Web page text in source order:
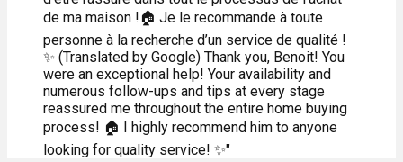
de ma maison !🏠 Je le recommande à toute
personne à la recherche d’un service de qualité !
✨ (Translated by Google) Thank you, Benoit! You
were an exceptional help! Your availability and
numerous follow-ups and tips at every stage
reassured me throughout the entire home buying
process! 🏠 I highly recommend him to anyone
looking for quality service! ✨"